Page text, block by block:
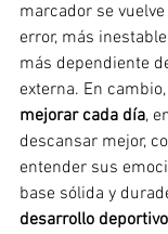
marcador se
error, más
más dependiente
externa. En cambio,
mejorar cada día,
descansar mejor,
entender sus
base sólida y
desarrollo deportivo